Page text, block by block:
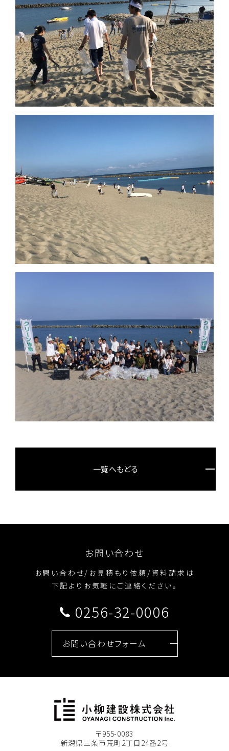
一覧へもどる
お問い合わせ
お問い合わせ/お見積もり依頼/資料請求は
下記よりお気軽にご連絡ください。
0256-32-0006
お問い合わせフォーム
〒955-0083
新潟県三条市荒町2丁目24番2号